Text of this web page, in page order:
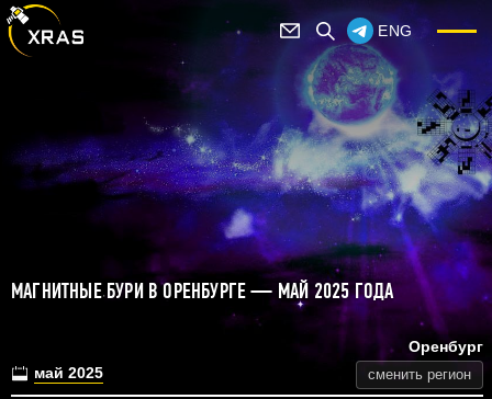
ENG
МАГНИТНЫЕ БУРИ В ОРЕНБУРГЕ — МАЙ 2025 ГОДА
май 2025
Оренбург
сменить регион